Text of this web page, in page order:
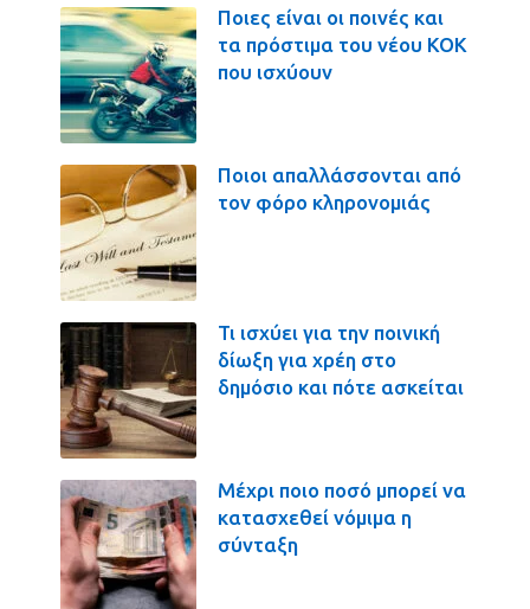
Ποιες είναι οι ποινές και
τα πρόστιμα του νέου ΚΟΚ
που ισχύουν
Ποιοι απαλλάσσονται από
τον φόρο κληρονομιάς
Τι ισχύει για την ποινική
δίωξη για χρέη στο
δημόσιο και πότε ασκείται
Μέχρι ποιο ποσό μπορεί να
κατασχεθεί νόμιμα η
σύνταξη